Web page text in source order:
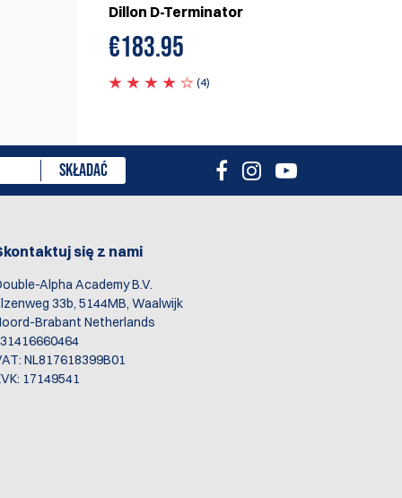
Dillon D-Terminator
€183.95
(4)
SKŁADAĆ
się z nami
Alpha Academy B.V.
33b, 5144MB, Waalwijk
Brabant Netherlands
NL817618399B01
17149541